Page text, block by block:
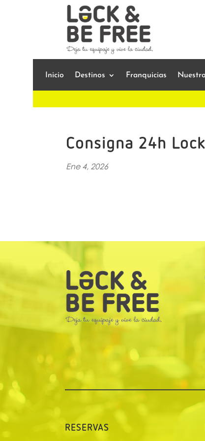
Inicio Destinos Franquicias
Consigna 24h
Ene 4, 2026
RESERVAS